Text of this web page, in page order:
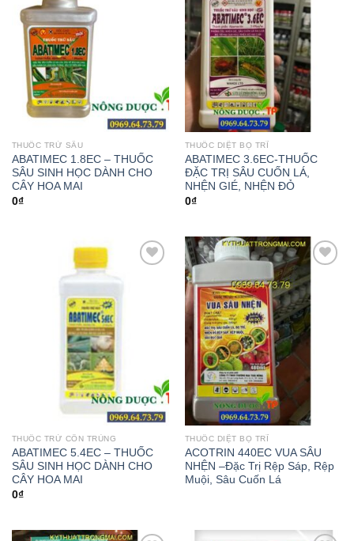
THUỐC TRỪ SÂU
ABATIMEC 1.8EC – THUỐC
SÂU SINH HỌC DÀNH CHO
CÂY HOA MAI
0₫
THUỐC DIỆT BỌ TRĨ
ABATIMEC 3.6EC-THUỐC
ĐẶC TRỊ SÂU CUỐN LÁ,
NHỆN GIÉ, NHỆN ĐỎ
0₫
THUỐC TRỪ CÔN TRÙNG
ABATIMEC 5.4EC – THUỐC
SÂU SINH HỌC DÀNH CHO
CÂY HOA MAI
0₫
Add to
wishlist
THUỐC DIỆT BỌ TRĨ
ACOTRIN 440EC VUA SÂU
NHỆN –Đặc Trị Rệp Sáp, Rệp
Muội, Sâu Cuốn Lá